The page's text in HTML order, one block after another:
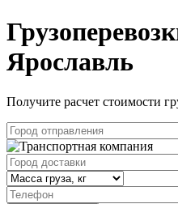
Ярославль
Получите расчет стоимости